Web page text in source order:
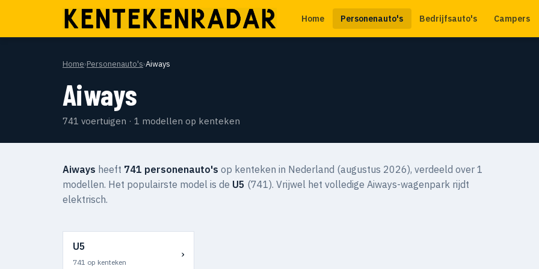
Home Personenauto's Bedrijfsauto's Campers
Home›Personenauto's›Aiways
Aiways
741 voertuigen · 1 modellen op kenteken
Aiways heeft 741 personenauto's op kenteken in Nederland (augustus 2026), verdeeld over 1
modellen. Het populairste model is de U5 (741). Vrijwel het volledige Aiways-wagenpark rijdt
elektrisch.
U5
741 op kenteken
›